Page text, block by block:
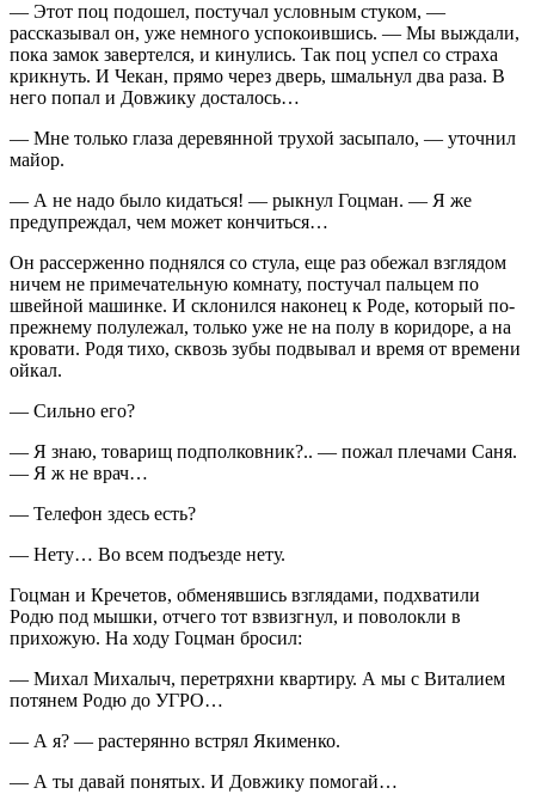
— Этот поц подошел, постучал условным стуком, —
рассказывал он, уже немного успокоившись. — Мы выждали,
пока замок завертелся, и кинулись. Так поц успел со страха
крикнуть. И Чекан, прямо через дверь, шмальнул два раза. В
него попал и Довжику досталось…
— Мне только глаза деревянной трухой засыпало, — уточнил
майор.
— А не надо было кидаться! — рыкнул Гоцман. — Я же
предупреждал, чем может кончиться…
Он рассерженно поднялся со стула, еще раз обежал взглядом
ничем не примечательную комнату, постучал пальцем по
швейной машинке. И склонился наконец к Роде, который по-
прежнему полулежал, только уже не на полу в коридоре, а на
кровати. Родя тихо, сквозь зубы подвывал и время от времени
ойкал.
— Сильно его?
— Я знаю, товарищ подполковник?.. — пожал плечами Саня.
— Я ж не врач…
— Телефон здесь есть?
— Нету… Во всем подъезде нету.
Гоцман и Кречетов, обменявшись взглядами, подхватили
Родю под мышки, отчего тот взвизгнул, и поволокли в
прихожую. На ходу Гоцман бросил:
— Михал Михалыч, перетряхни квартиру. А мы с Виталием
потянем Родю до УГРО…
— А я? — растерянно встрял Якименко.
— А ты давай понятых. И Довжику помогай…